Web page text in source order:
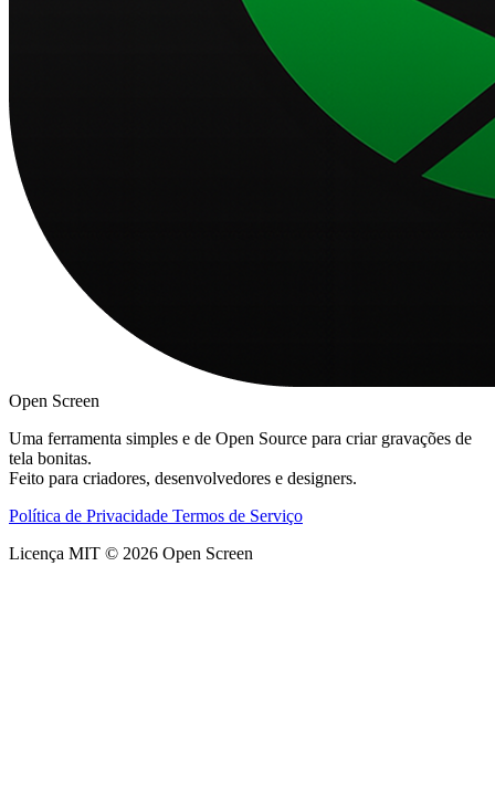
Open Screen
Uma ferramenta simples e de Open Source para criar gravações de
tela bonitas.
Feito para criadores, desenvolvedores e designers.
Política de Privacidade Termos de Serviço
Licença MIT © 2026 Open Screen